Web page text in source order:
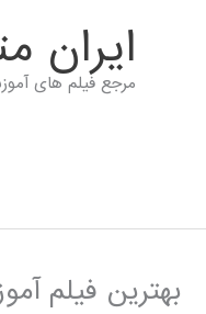
ايران
مرجع فیلم های
بهترین فیلم